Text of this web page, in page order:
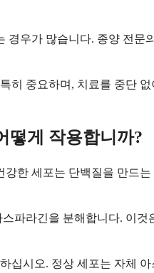
우가 많습니다. 종양 전
히 중요하며, 치료를 중단
떻게 작용합니까?
한 세포는 단백질을 만드
파라긴을 분해합니다. 이
십시오. 정상 세포는 자체